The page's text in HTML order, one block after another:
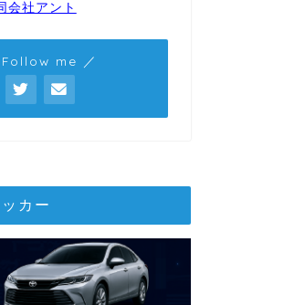
会社アント
Follow me ／
カー